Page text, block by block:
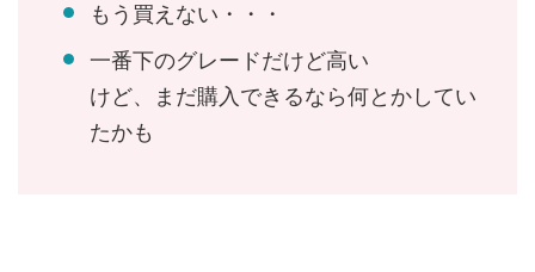
もう買えない・・・
一番下のグレードだけど高い
けど、まだ購入できるなら何とかしてい
たかも